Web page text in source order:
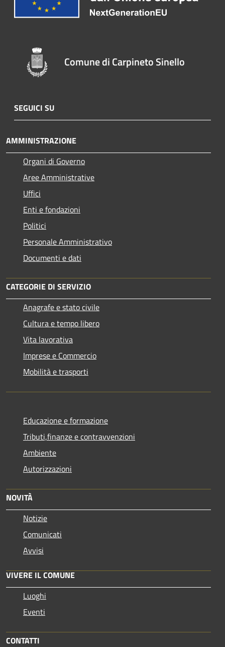
Comune di Carpineto Sinello
SEGUICI SU
AMMINISTRAZIONE
Organi di Governo
Aree Amministrative
Uffici
Enti e fondazioni
Politici
Personale Amministrativo
Documenti e dati
CATEGORIE DI SERVIZIO
Anagrafe e stato civile
Cultura e tempo libero
Vita lavorativa
Imprese e Commercio
Mobilità e trasporti
Educazione e formazione
Tributi,finanze e contravvenzioni
Ambiente
Autorizzazioni
NOVITÀ
Notizie
Comunicati
Avvisi
VIVERE IL COMUNE
Luoghi
Eventi
CONTATTI